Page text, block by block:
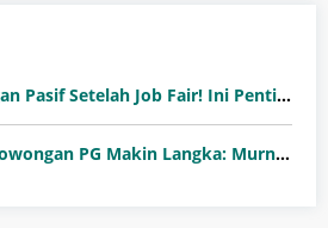
[HR Tips] Jangan Pasif Setelah Job Fair! Ini Pentingnya Follow-Up Setelah Job Fair
[HR Insider] Lowongan PG Makin Langka: Murni Seleksi atau Jalur Orang Dalam?